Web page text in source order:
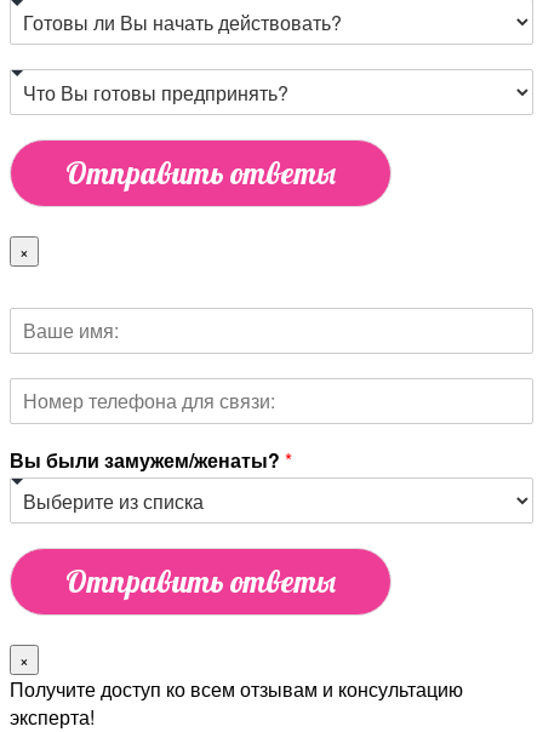
Отправить ответы
×
Вы были замужем/женаты? *
Отправить ответы
×
Получите доступ ко всем отзывам и консультацию
эксперта!